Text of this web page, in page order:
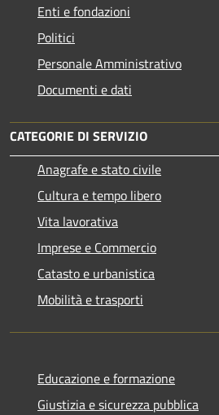
Enti e fondazioni
Politici
Personale Amministrativo
Documenti e dati
CATEGORIE DI SERVIZIO
Anagrafe e stato civile
Cultura e tempo libero
Vita lavorativa
Imprese e Commercio
Catasto e urbanistica
Mobilità e trasporti
Educazione e formazione
Giustizia e sicurezza pubblica